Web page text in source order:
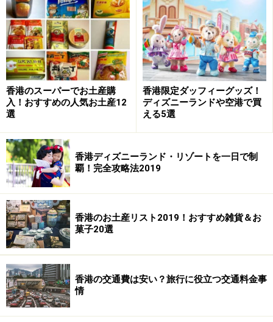
＜DATA＞
■Yung Kee
住所：32-40 Wellington Street, Central
TEL： (852)2522 318
アクセス：MTR中環D2出口、徒歩5分
営業時間：11:00～23:30
定休日：旧正月の3日間
料金：400香港ドル～（約4700円）
ペキンロウ （北京楼）
香港内にいくつも店舗を抱えていますが、ガイドのおす
香港のスーパーでお土産購
入！おすすめの人気お土産12
選
香港限定ダッフィーグッズ！
ディズニーランドや空港で買
える5選
香港ディズニーランド・リゾートを一日で制
覇！完全攻略法2019
香港のお土産リスト2019！おすすめ雑貨＆お
菓子20選
香港の交通費は安い？旅行に役立つ交通料金事
情